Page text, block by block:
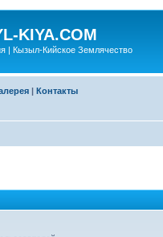
KIYA.COM
| Кызыл-Кийское Землячество
| Контакты